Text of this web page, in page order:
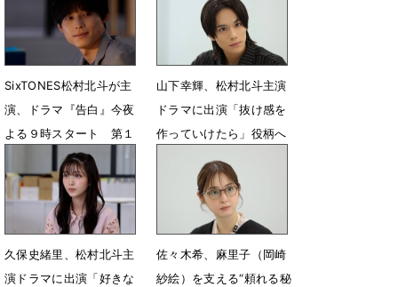
7月15日 19時18分 7月12日 09時00分
SixTONES松村北斗が主
演、ドラマ『告白』今夜
よる９時スタート 第１
話あらすじ＆新場面写真
公開
7月11日 12時45分
山下幸輝、松村北斗主演
ドラマに出演「抜け感を
作っていけたら」役柄へ
の思い語る
7月9日 20時00分
久保史緒里、松村北斗主
演ドラマに出演「好きな
佐々木希、麻里子（岡崎
紗絵）を支える“頼れる秘